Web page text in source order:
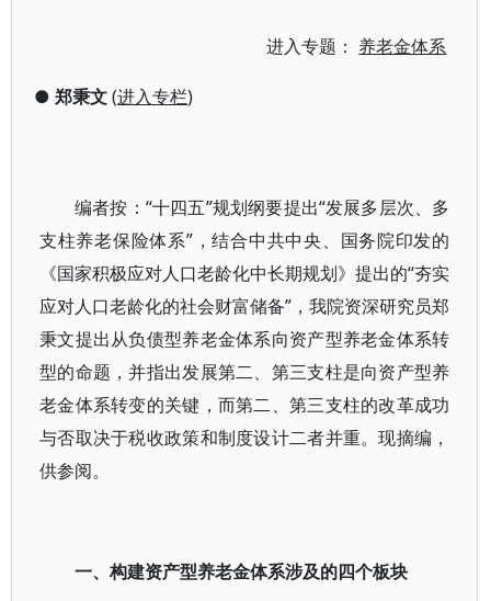
进入专题： 养老金体系
● 郑秉文(进入专栏)
编者按：“十四五”规划纲要提出“发展多层次、多
支柱养老保险体系”，结合中共中央、国务院印发的
《国家积极应对人口老龄化中长期规划》提出的“夯实
应对人口老龄化的社会财富储备”，我院资深研究员郑
秉文提出从负债型养老金体系向资产型养老金体系转
型的命题，并指出发展第二、第三支柱是向资产型养
老金体系转变的关键，而第二、第三支柱的改革成功
与否取决于税收政策和制度设计二者并重。现摘编，
供参阅。
一、构建资产型养老金体系涉及的四个板块